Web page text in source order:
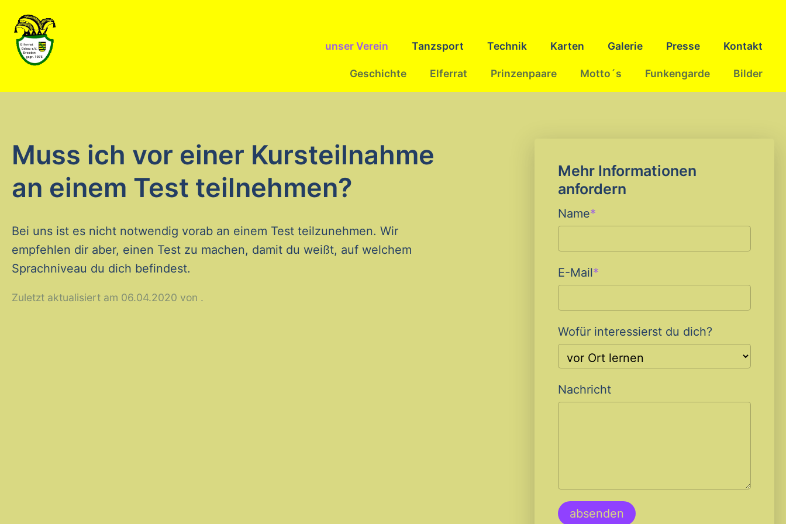
Navigation
unser Verein
Geschichte Elferrat Prinzenpaare Motto´s Funkengarde Bilder
Tanzsport Technik Karten Galerie Presse Kontakt
Muss ich vor einer Kursteilnahme
an einem Test teilnehmen?
Bei uns ist es nicht notwendig vorab an einem Test teilzunehmen. Wir
empfehlen dir aber, einen Test zu machen, damit du weißt, auf welchem
Sprachniveau du dich befindest.
Zuletzt aktualisiert am 06.04.2020 von .
Mehr Informationen
anfordern
Pflichtfeld
Name*
Pflichtfeld
E-Mail*
Wofür interessierst du dich?
Nachricht
absenden